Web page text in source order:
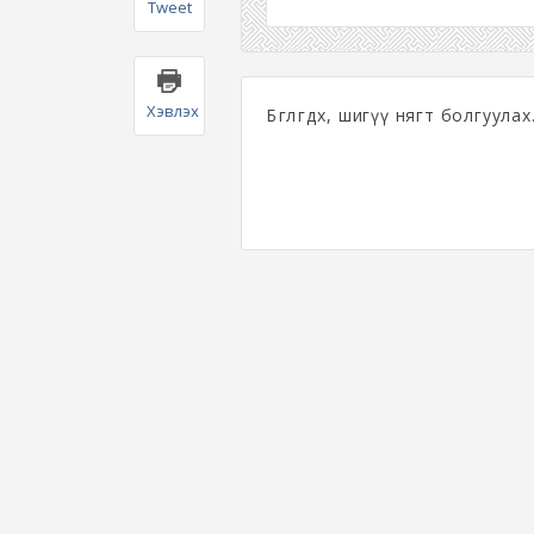
Tweet
Хэвлэх Бөглөгдөх, шигүү нягт